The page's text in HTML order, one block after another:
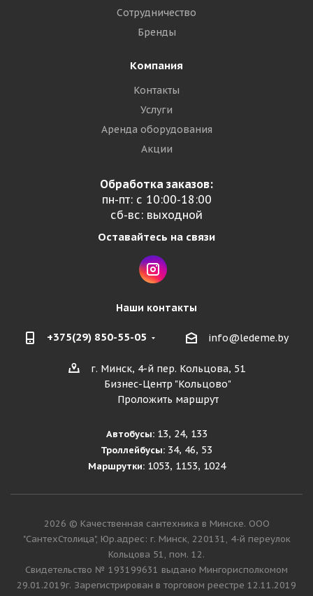
Сотрудничество
Бренды
Компания
Контакты
Услуги
Аренда оборудования
Акции
Обработка заказов:
пн-пт: с 10:00-18:00
сб-вс: выходной
Оставайтесь на связи
Наши контакты
+375(29) 850-55-05 info@ledeme.by
г. Минск, 4-й пер. Кольцова, 51
Бизнес-Центр "Кольцово"
Проложить маршрут
Автобусы:13, 24, 133
Троллейбусы: 34, 46, 53
Маршрутки:1053, 1153, 1024
2026 © Качественная сантехника в Минске. ООО
"СантехСтолица", Юр.адрес: г. Минск, 220131, 4-й переулок
Кольцова 51, пом. 12.
Cвидетельство № 193199631 выдано Мингорисполкомом
29.01.2019г. Зарегистрирован в торговом реестре 12.11.2019